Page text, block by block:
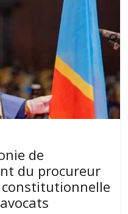
de
du procureur